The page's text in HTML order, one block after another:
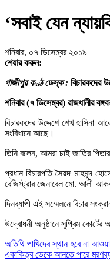
‘সবাই যেন
শনিবার, ০৭ ডিসেম্বর ২০১৯
শেয়ার করুন:
গাজীপুর কণ্ঠ ডেস্ক : বিচারকদের
শনিবার (৭ ডিসেম্বর) রাজধানীর
বিচারকদের উদ্দেশে শেখ হাসিনা
সংবিধানে আছে।
তিনি বলেন, আমরা চাই জাতির
প্রধান বিচারপতি সৈয়দ মাহমুদ
রেজিস্ট্রার জেনারেল মো. আলী
দিনব্যাপী এই সম্মেলনে বিচার
উদ্বোধনী অনুষ্ঠানে সুপ্রিম কোর্টের
Post
navigation
অতিথি পাখিদের স্থান হবে না
একাকিত্ব ডেকে আনতে পারে